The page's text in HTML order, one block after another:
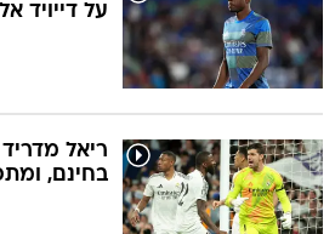
על דייויד
ריאל
בחינם,